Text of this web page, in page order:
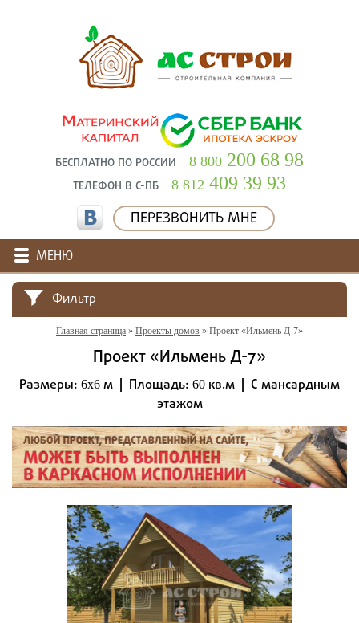
БЕСПЛАТНО ПО РОССИИ 8 800 200 68 98
ТЕЛЕФОН В С-ПБ 8 812 409 39 93
ПЕРЕЗВОНИТЬ МНЕ
МЕНЮ
Фильтр
Главная страница » Проекты домов » Проект «Ильмень Д-7»
Проект «Ильмень Д-7»
Размеры: 6x6 м | Площадь: 60 кв.м | С мансардным
этажом